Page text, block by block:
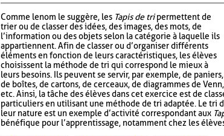
Comme le nom le suggère, les Tapis de tripermettent de
trier ou de classer des idées, des images, des mots, de
l’information ou des objets selon la catégorie à laquelle ils
appartiennent. Afin de classer ou d’organiser différents
éléments en fonction de leurs caractéristiques, les élèves
choisissent la méthode de tri qui correspond le mieux à
leurs besoins. Ils peuvent se servir, par exemple, de paniers,
de boîtes, de cartons, de cerceaux, de diagrammes de Venn,
etc. Ainsi, la tâche des élèves dans cet exercice est de
particuliers en utilisant une méthode de tri adaptée. Le tri
leur nature est un exemple d’activité correspondant aux
bénéfique pour l’apprentissage, notamment chez les